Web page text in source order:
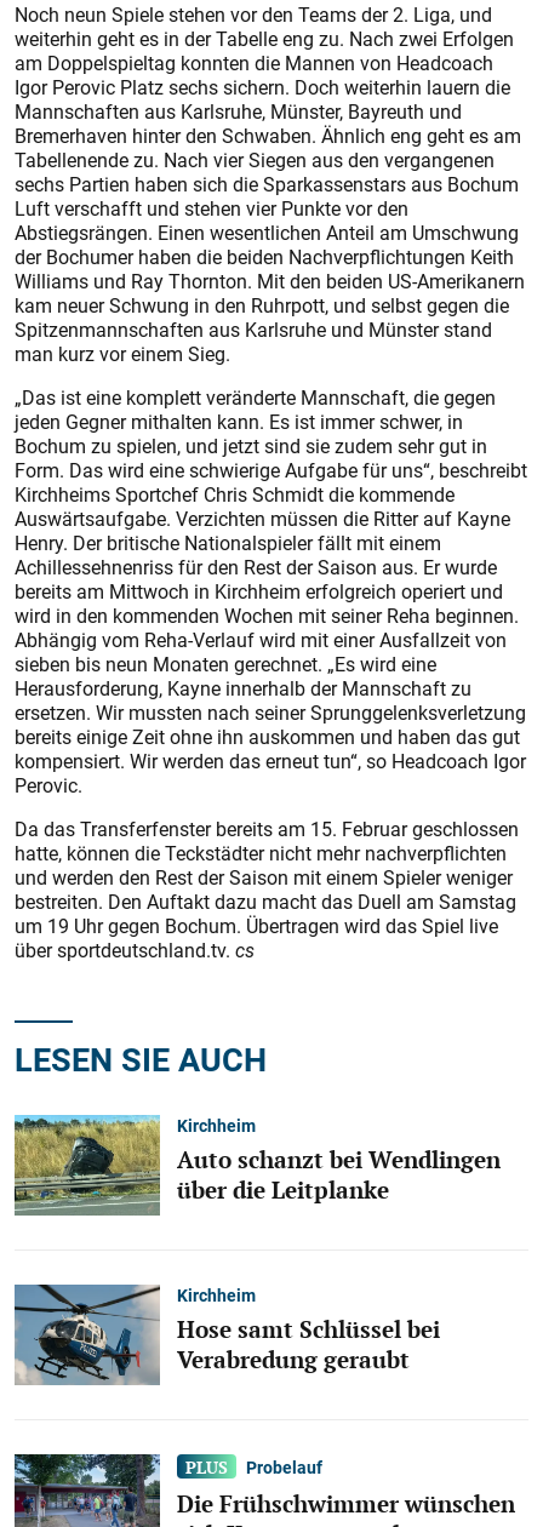
Noch neun Spiele stehen vor den Teams der 2. Liga, und
weiterhin geht es in der Tabelle eng zu. Nach zwei Erfolgen
am Doppelspieltag konnten die Mannen von Headcoach
Igor Perovic Platz sechs sichern. Doch weiterhin lauern die
Mannschaften aus Karlsruhe, Münster, Bayreuth und
Bremerhaven hinter den Schwaben. Ähnlich eng geht es am
Tabellenende zu. Nach vier Siegen aus den vergangenen
sechs Partien haben sich die Sparkassenstars aus Bochum
Luft verschafft und stehen vier Punkte vor den
Abstiegsrängen. Einen wesentlichen Anteil am Umschwung
der Bochumer haben die beiden Nachverpflichtungen Keith
Williams und Ray Thornton. Mit den beiden US-Amerikanern
kam neuer Schwung in den Ruhrpott, und selbst gegen die
Spitzenmannschaften aus Karlsruhe und Münster stand
man kurz vor einem Sieg.
„Das ist eine komplett veränderte Mannschaft, die gegen
jeden Gegner mithalten kann. Es ist immer schwer, in
Bochum zu spielen, und jetzt sind sie zudem sehr gut in
Form. Das wird eine schwierige Aufgabe für uns“, beschreibt
Kirchheims Sportchef Chris ­Schmidt die kommende
Auswärtsaufgabe. Verzichten müssen die Ritter auf Kayne
Henry. Der britische Nationalspieler fällt mit einem
Achillessehnenriss für den Rest der Saison aus. Er wurde
bereits am Mittwoch in Kirchheim erfolgreich operiert und
wird in den kommenden Wochen mit seiner Reha beginnen.
Abhängig vom Reha-Verlauf wird mit einer Ausfallzeit von
sieben bis neun Monaten gerechnet. „Es wird eine
Herausforderung, Kayne innerhalb der Mannschaft zu
ersetzen. Wir mussten nach seiner Sprunggelenksverletzung
bereits einige Zeit ohne ihn auskommen und haben das gut
kompensiert. Wir werden das erneut tun“, so Headcoach Igor
Perovic.
Da das Transferfenster bereits am 15. Februar geschlossen
hatte, können die Teckstädter nicht mehr nachverpflichten
und werden den Rest der Saison mit einem Spieler weniger
bestreiten. Den Auftakt dazu macht das Duell am Samstag
um 19 Uhr gegen Bochum. Übertragen wird das Spiel live
über sportdeutschland.tv. cs
LESEN SIE AUCH
Kirchheim
Auto schanzt bei Wendlingen
über die Leitplanke
Kirchheim
Hose samt Schlüssel bei
Verabredung geraubt
Probelauf
Die Frühschwimmer wünschen